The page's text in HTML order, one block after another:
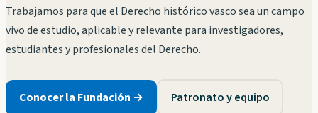
Trabajamos para que el Derecho histórico vasco sea un campo
vivo de estudio, aplicable y relevante para investigadores,
estudiantes y profesionales del Derecho.
Conocer la Fundación → Patronato y equipo